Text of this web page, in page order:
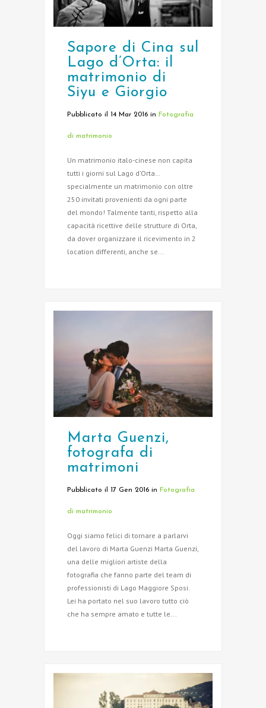
Sapore di Cina sul
Lago d’Orta: il
matrimonio di
Siyu e Giorgio
Pubblicato il 14 Mar 2016 in Fotografia
di matrimonio
Un matrimonio italo-cinese non capita
tutti i giorni sul Lago d’Orta…
specialmente un matrimonio con oltre
250 invitati provenienti da ogni parte
del mondo! Talmente tanti, rispetto alla
capacità ricettive delle strutture di Orta,
da dover organizzare il ricevimento in 2
location differenti, anche se...
Marta Guenzi,
fotografa di
matrimoni
Pubblicato il 17 Gen 2016 in Fotografia
di matrimonio
Oggi siamo felici di tornare a parlarvi
del lavoro di Marta Guenzi Marta Guenzi,
una delle migliori artiste della
fotografia che fanno parte del team di
professionisti di Lago Maggiore Sposi.
Lei ha portato nel suo lavoro tutto ciò
che ha sempre amato e tutte le...